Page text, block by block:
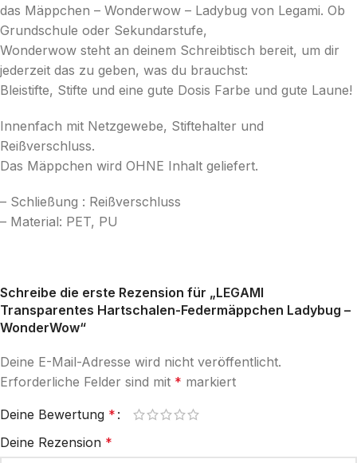
das Mäppchen – Wonderwow – Ladybug von Legami. Ob
Grundschule oder Sekundarstufe,
Wonderwow steht an deinem Schreibtisch bereit, um dir
jederzeit das zu geben, was du brauchst:
Bleistifte, Stifte und eine gute Dosis Farbe und gute Laune!
Innenfach mit Netzgewebe, Stiftehalter und
Reißverschluss.
Das Mäppchen wird OHNE Inhalt geliefert.
– Schließung : Reißverschluss
– Material: PET, PU
Schreibe die erste Rezension für „LEGAMI
Transparentes Hartschalen-Federmäppchen Ladybug –
WonderWow“
Deine E-Mail-Adresse wird nicht veröffentlicht.
Erforderliche Felder sind mit * markiert
Deine Bewertung *
Deine Rezension *